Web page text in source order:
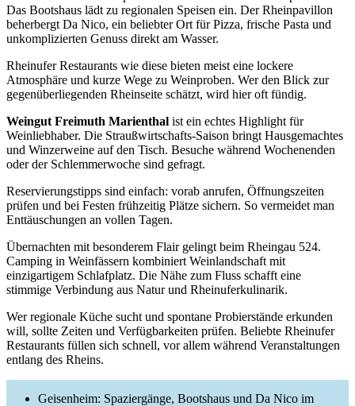
Das Bootshaus lädt zu regionalen Speisen ein. Der Rheinpavillon
beherbergt Da Nico, ein beliebter Ort für Pizza, frische Pasta und
unkomplizierten Genuss direkt am Wasser.
Rheinufer Restaurants wie diese bieten meist eine lockere
Atmosphäre und kurze Wege zu Weinproben. Wer den Blick zur
gegenüberliegenden Rheinseite schätzt, wird hier oft fündig.
Weingut Freimuth Marienthal ist ein echtes Highlight für
Weinliebhaber. Die Straußwirtschafts‑Saison bringt Hausgemachtes
und Winzerweine auf den Tisch. Besuche während Wochenenden
oder der Schlemmerwoche sind gefragt.
Reservierungstipps sind einfach: vorab anrufen, Öffnungszeiten
prüfen und bei Festen frühzeitig Plätze sichern. So vermeidet man
Enttäuschungen an vollen Tagen.
Übernachten mit besonderem Flair gelingt beim Rheingau 524.
Camping in Weinfässern kombiniert Weinlandschaft mit
einzigartigem Schlafplatz. Die Nähe zum Fluss schafft eine
stimmige Verbindung aus Natur und Rheinuferkulinarik.
Wer regionale Küche sucht und spontane Probierstände erkunden
will, sollte Zeiten und Verfügbarkeiten prüfen. Beliebte Rheinufer
Restaurants füllen sich schnell, vor allem während Veranstaltungen
entlang des Rheins.
Geisenheim: Spaziergänge, Bootshaus und Da Nico im